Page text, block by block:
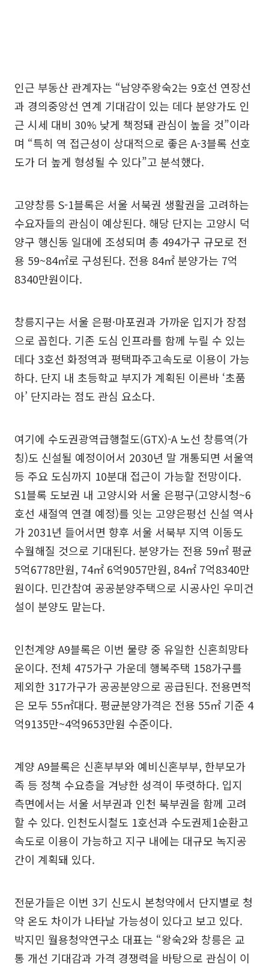
인근 부동산 관계자는 “남양주왕숙2는 9호선 연장선
과 경의중앙선 연계 기대감이 있는 데다 분양가도 인
근 시세 대비 30% 낮게 책정돼 관심이 높을 것”이라
며 “특히 역 접근성이 상대적으로 좋은 A-3블록 선호
도가 더 높게 형성될 수 있다”고 분석했다.
고양창릉 S-1블록은 서울 서북권 생활권을 고려하는
수요자들의 관심이 예상된다. 해당 단지는 고양시 덕
양구 행신동 일대에 조성되며 총 494가구 규모로 전
용 59~84㎡로 구성된다. 전용 84㎡ 분양가는 7억
8340만원이다.
창릉지구는 서울 은평·마포권과 가까운 입지가 장점
으로 꼽힌다. 기존 도심 인프라를 함께 누릴 수 있는
데다 3호선 화정역과 평택파주고속도로 이용이 가능
하다. 단지 내 초등학교 부지가 계획된 이른바 ‘초품
아’ 단지라는 점도 관심 요소다.
여기에 수도권광역급행철도(GTX)-A 노선 창릉역(가
칭)도 신설될 예정이어서 2030년 말 개통되면 서울역
등 주요 도심까지 10분대 접근이 가능할 전망이다.
S1블록 도보권 내 고양시와 서울 은평구(고양시청~6
호선 새절역 연결 예정)를 잇는 고양은평선 신설 역사
가 2031년 들어서면 향후 서울 서북부 지역 이동도
수월해질 것으로 기대된다. 분양가는 전용 59㎡ 평균
5억6778만원, 74㎡ 6억9057만원, 84㎡ 7억8340만
원이다. 민간참여 공공분양주택으로 시공사인 우미건
설이 분양도 맡는다.
인천계양 A9블록은 이번 물량 중 유일한 신혼희망타
운이다. 전체 475가구 가운데 행복주택 158가구를
제외한 317가구가 공공분양으로 공급된다. 전용면적
은 모두 55㎡대다. 평균분양가격은 전용 55㎡ 기준 4
억9135만~4억9653만원 수준이다.
계양 A9블록은 신혼부부와 예비신혼부부, 한부모가
족 등 정책 수요층을 겨냥한 성격이 뚜렷하다. 입지
측면에서는 서울 서부권과 인천 북부권을 함께 고려
할 수 있다. 인천도시철도 1호선과 수도권제1순환고
속도로 이용이 가능하고 지구 내에는 대규모 녹지공
간이 계획돼 있다.
전문가들은 이번 3기 신도시 본청약에서 단지별로 청
약 온도 차이가 나타날 가능성이 있다고 보고 있다.
박지민 월용청약연구소 대표는 “왕숙2와 창릉은 교
통 개선 기대감과 가격 경쟁력을 바탕으로 관심이 이